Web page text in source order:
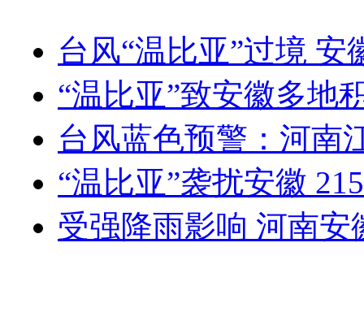
台风“温比亚”过境
“温比亚”致安徽多地
台风蓝色预警：河南
“温比亚”袭扰安徽
受强降雨影响 河南